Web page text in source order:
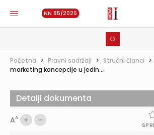
NN 85/2026
Početna > Pravni sadržaji > Stručni članci >
marketing koncepcije u jedin...
AA
Detalji dokumenta